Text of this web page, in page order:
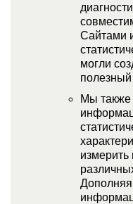
Сайтами
могли
Мы также
измерить